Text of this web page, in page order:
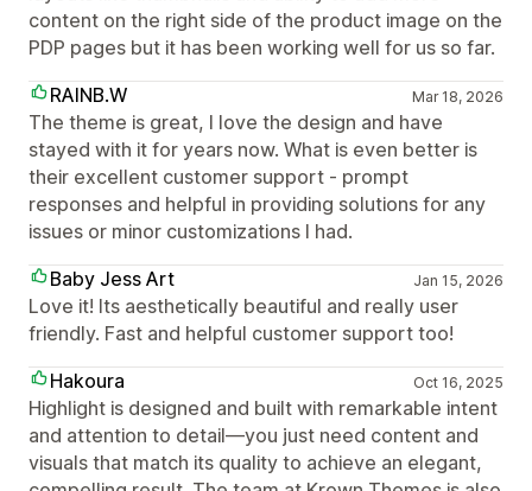
content on the right side of the product image on the
PDP pages but it has been working well for us so far.
RAINB.W
Mar 18, 2026
The theme is great, I love the design and have
stayed with it for years now. What is even better is
their excellent customer support - prompt
responses and helpful in providing solutions for any
issues or minor customizations I had.
Baby Jess Art
Jan 15, 2026
Love it! Its aesthetically beautiful and really user
friendly. Fast and helpful customer support too!
Hakoura
Oct 16, 2025
Highlight is designed and built with remarkable intent
and attention to detail—you just need content and
visuals that match its quality to achieve an elegant,